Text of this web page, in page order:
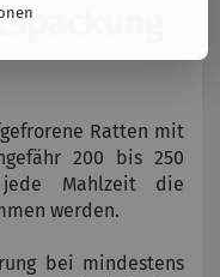
Ratten mit
200 bis 250
Mahlzeit die
werden.
bei mindestens